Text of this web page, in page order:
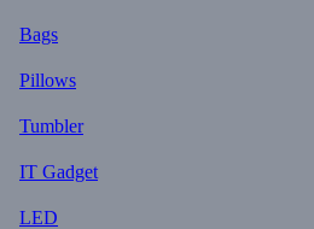
Bags
Pillows
Tumbler
IT Gadget
LED